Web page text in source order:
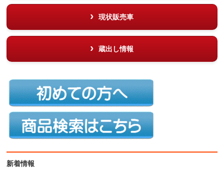
現状販売車
蔵出し情報
新着情報